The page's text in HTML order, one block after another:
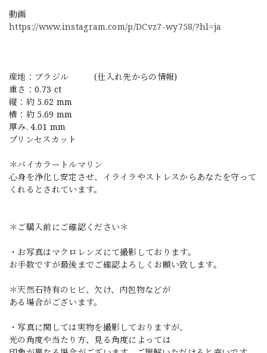
動画
https://www.instagram.com/p/DCvz7-wy758/?hl=ja
産地：ブラジル (仕入れ先からの情報)
重さ：0.73 ct
縦：約 5.62 mm
横：約 5.69 mm
厚み. 4.01 mm
プリンセスカット
＊バイカラートルマリン
心身を浄化し安定させ、イライラやストレスからあなたを守って
くれるとされています。
＊ご購入前にご確認ください＊
・お写真はマクロレンズにて撮影しております。
お手数ですが最後までご確認よろしくお願い致します。
＊天然石特有のヒビ、欠け、内包物などが
ある場合がございます。
・写真に関しては実物を撮影しておりますが、
光の角度や当たり方、見る角度によっては